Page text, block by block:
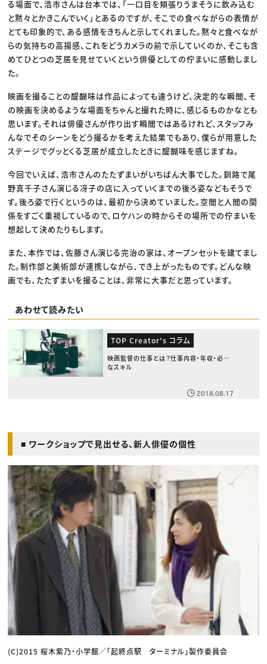
る場面で、浩市さんは台本では、「一口目を頬張りうまそうに飲み込む
と黙々とかきこんでいく」とあるのですが、そこでの食べながらの表情が
とても印象的で、ある感情をきちんと示してくれました。黙々と食べなが
らの気持ちの高揚感、これをどうカメラの前で示していくのか、そこも含
めてひとつの芝居を見せていくという俳優としての佇まいに感動しまし
た。
映画を撮ることの醍醐味は作品によっても違うけど、決定的な瞬間、そ
の映画を決めるような場面をちゃんと撮れた時に、感じるものかなとも
思います。それは俳優さんが作り出す瞬間ではあるけれど、スタッフみ
んなでそのシーンをどう撮るかを考えた結果でもあり、僕らが用意した
ステージでグッとくる芝居が成立したときに醍醐味を感じますね。
今回でいえば、浩市さんのたたずまいがいちばん大事でした。釧路で尾
野真千子さん演じる冴子の店に入っていくまでの後ろ姿などもそうで
す。後ろ姿で行くというのは、最初から決めていました。空間と人間の関
係をすごく重視しているので、ロケハンの時からその場所での佇まいを
想起して決めたりもします。
また、本作では、佐藤さん演じる完治の家は、オープンセットを建てまし
た。制作部と美術部が連携しながら、でき上がったものです。どんな映
画でも、たたずまいを撮ることは、非常に大事だと思っています。
あわせて読みたい
TOP Creator's コラム
映画監督の仕事とは？仕事内容・年収・必要
なスキル
2018.08.17
■ ワークショップで見出せる、新人俳優の個性
(C)2015 桜木紫乃・小学館／「起終点駅 ターミナル」製作委員会